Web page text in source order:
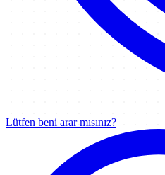
Lütfen beni arar mısınız?